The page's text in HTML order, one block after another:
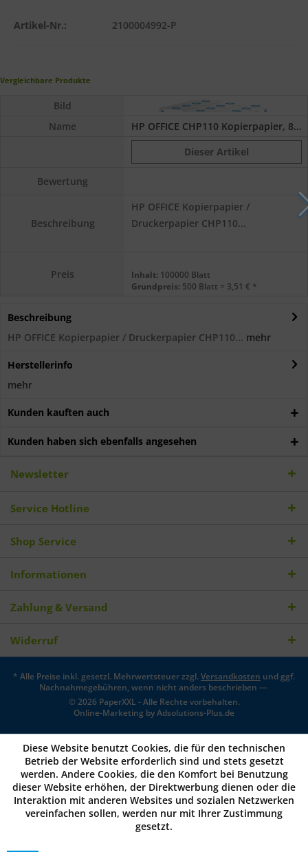
Artikel-Nr.: 2100004992-P
Vergleichbare Produkte
Bild
Name
HP OFFICE CHP110 Kopierpapier, 80 g/m², DIN...
Dieser Artikel
Bewertung
Beschreibung
HP OFFICE Kopierpapier /
Druckerpapier CHP110...
Preis Inhalt: 100000 Blatt
Grundpreis: 500 Blatt = 3,51 € *
Beschreibung
HP OFFICE Kopierpapier / Druckerpapier CHP110... mehr
Herstellerinfo
mehr
Kunden kauften auch
Kunden haben sich ebenfalls angesehen
Newsletter
Service Hotline
Shop Service
Informationen
Zahlung & Versand
Widerruf
* Alle Preise inkl. gesetzl. Mehrwertsteuer zzgl.Versandkosten und ggf.
Nachnahmegebühren, wenn nicht anders beschrieben —
© 2026 PaperXXL - Alle Rechte vorbehalten.
Online-Marketing byAdsolutions-Plus.de
Diese Website benutzt Cookies, die für den technischen
Betrieb der Website erforderlich sind und stets gesetzt
werden. Andere Cookies, die den Komfort bei Benutzung
dieser Website erhöhen, der Direktwerbung dienen oder die
Interaktion mit anderen Websites und sozialen Netzwerken
vereinfachen sollen, werden nur mit Ihrer Zustimmung
gesetzt.